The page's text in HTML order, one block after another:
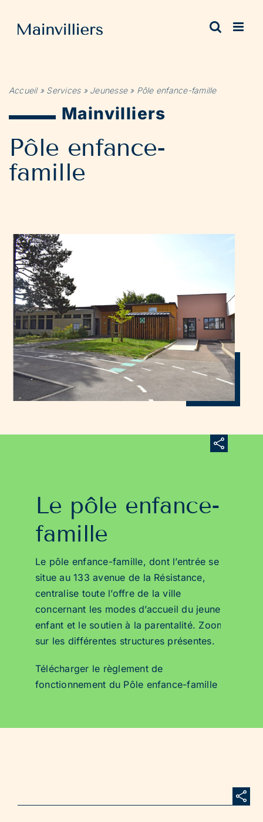
contenu
Accueil» Services» Jeunesse» Pôle enfance-famille
Mainvilliers
Pôle enfance-
famille
Le pôle enfance-
famille
Le pôle enfance-famille, dont l’entrée se
situe au 133 avenue de la Résistance,
centralise toute l’offre de la ville
concernant les modes d’accueil du jeune
enfant et le soutien à la parentalité. Zoom
sur les différentes structures présentes.
Télécharger le règlement de
fonctionnement du Pôle enfance-famille